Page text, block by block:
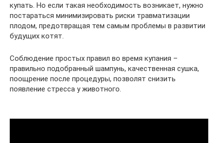
купать. Но если такая необходимость возникает, нужно
постараться минимизировать риски травматизации
плодом, предотвращая тем самым проблемы в развитии
будущих котят.
Соблюдение простых правил во время купания –
правильно подобранный шампунь, качественная сушка,
поощрение после процедуры, позволят снизить
появление стресса у животного.